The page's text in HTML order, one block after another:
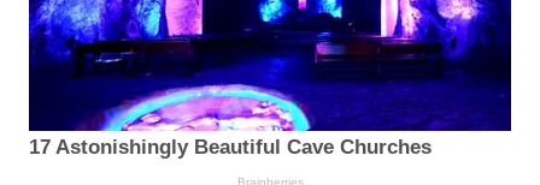
17 Astonishingly Beautiful Cave Churches
Brainberries